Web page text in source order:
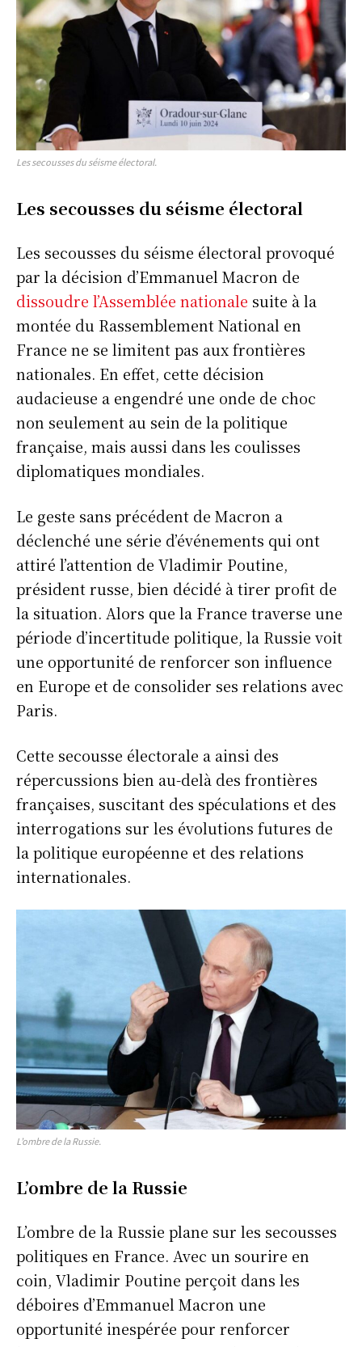
Les secousses du séisme électoral.
Les secousses du séisme électoral
Les secousses du séisme électoral provoqué
par la décision d’Emmanuel Macron de
dissoudre l’Assemblée nationale suite à la
montée du Rassemblement National en
France ne se limitent pas aux frontières
nationales. En effet, cette décision
audacieuse a engendré une onde de choc
non seulement au sein de la politique
française, mais aussi dans les coulisses
diplomatiques mondiales.
Le geste sans précédent de Macron a
déclenché une série d’événements qui ont
attiré l’attention de Vladimir Poutine,
président russe, bien décidé à tirer profit de
la situation. Alors que la France traverse une
période d’incertitude politique, la Russie voit
une opportunité de renforcer son influence
en Europe et de consolider ses relations avec
Paris.
Cette secousse électorale a ainsi des
répercussions bien au-delà des frontières
françaises, suscitant des spéculations et des
interrogations sur les évolutions futures de
la politique européenne et des relations
internationales.
L’ombre de la Russie.
L’ombre de la Russie
L’ombre de la Russie plane sur les secousses
politiques en France. Avec un sourire en
coin, Vladimir Poutine perçoit dans les
déboires d’Emmanuel Macron une
opportunité inespérée pour renforcer